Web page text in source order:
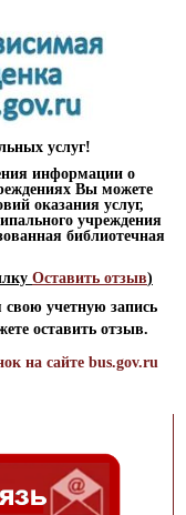
услуг!
информации о
Вы можете
оказания услуг,
учреждения
библиотечная
Оставить отзыв)
свою учетную запись
оставить отзыв.
на сайте bus.gov.ru